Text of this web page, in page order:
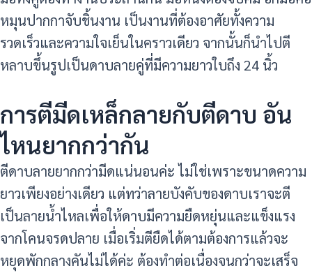
หมุนปากกาจับชิ้นงาน เป็นงานที่ต้องอาศัยทั้งความ
รวดเร็วและความใจเย็นในคราวเดียว จากนั้นก็นำไปตี
หลาบขึ้นรูปเป็นดาบลายคู่ที่มีความยาวใบถึง 24 นิ้ว
การตีมีดเหล็กลายกับตีดาบ อัน
ไหนยากกว่ากัน
ตีดาบลายยากกว่ามีดแน่นอนค่ะ ไม่ใช่เพราะขนาดความ
ยาวเพียงอย่างเดียว แต่ทว่าลายบังคับของดาบเราจะตี
เป็นลายน้ำไหลเพื่อให้ดาบมีความยืดหยุ่นและแข็งแรง
จากโคนจรดปลาย เมื่อเริ่มตียืดได้ตามต้องการแล้วจะ
หยุดพักกลางคันไม่ได้ค่ะ ต้องทำต่อเนื่องจนกว่าจะเสร็จ